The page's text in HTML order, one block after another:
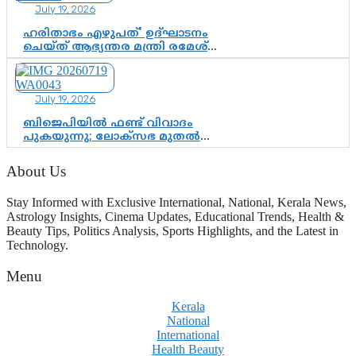
July 19, 2026
ഹരിതാഭം എഴുപത്’ ഉദ്ഘാടനം
ചെയ്ത് ആഭ്യന്തര മന്ത്രി രമേശ്
ചെന്നിത്തല; ആർ. ഹരികുമാറിന്റെ
സപ്തതി ആഘോഷങ്ങൾക്ക്
പ്രൗഢമായ തുടക്കം
July 19, 2026
ബിജെപിയിൽ ഫണ്ട് വിവാദം
പുകയുന്നു; ലോക്സഭ മുതൽ
നിയമസഭ വരെ 140 മണ്ഡലങ്ങളിലെ
ഫണ്ട് വിനിയോഗം
പരിശോധിക്കുമോ? കേന്ദ്രത്തിനും
ഘടകത്തോട് അതൃപ്തി
About Us
Stay Informed with Exclusive International, National, Kerala News,
Astrology Insights, Cinema Updates, Educational Trends, Health &
Beauty Tips, Politics Analysis, Sports Highlights, and the Latest in
Technology.
Menu
Kerala
National
International
Health Beauty